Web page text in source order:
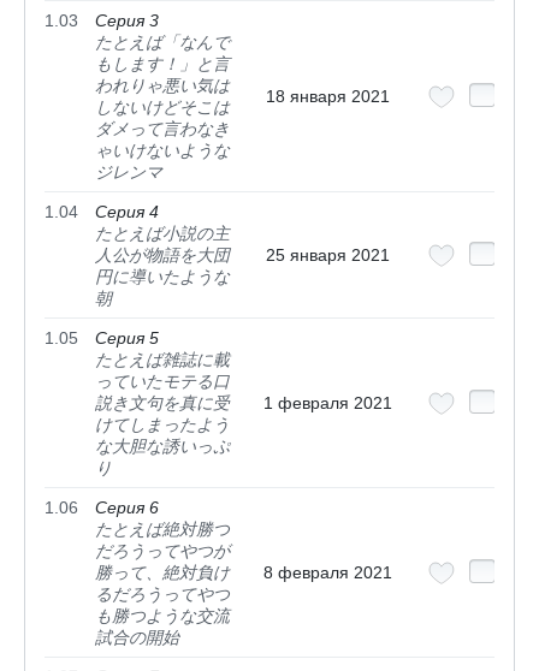
1.03
Серия 3
たとえば「なんで
もします！」と言
われりゃ悪い気は
しないけどそこは
ダメって言わなき
ゃいけないような
ジレンマ
18 января 2021
1.04
Серия 4
たとえば小説の主
人公が物語を大団
円に導いたような
朝
25 января 2021
1.05
Серия 5
たとえば雑誌に載
っていたモテる口
説き文句を真に受
けてしまったよう
な大胆な誘いっぷ
り
1 февраля 2021
1.06
Серия 6
たとえば絶対勝つ
だろうってやつが
勝って、絶対負け
るだろうってやつ
も勝つような交流
試合の開始
8 февраля 2021